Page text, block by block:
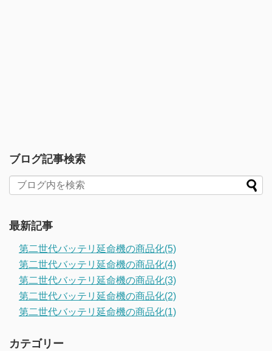
ブログ記事検索
最新記事
第二世代バッテリ延命機の商品化(5)
第二世代バッテリ延命機の商品化(4)
第二世代バッテリ延命機の商品化(3)
第二世代バッテリ延命機の商品化(2)
第二世代バッテリ延命機の商品化(1)
カテゴリー